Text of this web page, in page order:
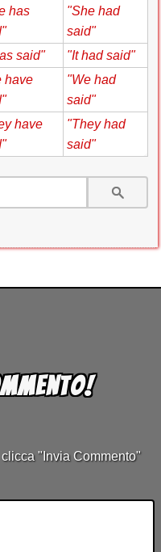
has
"She had
said"
said" "It had said"
have
"We had
said"
have
"They had
said"
"Invia Commento"